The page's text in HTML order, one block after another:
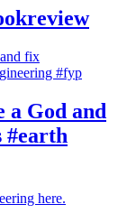
a God and
#earth